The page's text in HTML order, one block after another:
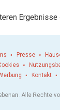
Ergebnisse
Presse
Kontakt
Alle Rechte